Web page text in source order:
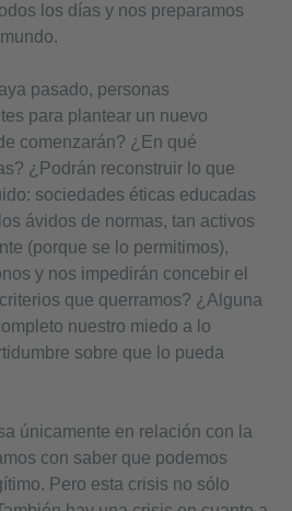
los días y nos preparamos
pasado, personas
para plantear un nuevo
comenzarán? ¿En qué
¿Podrán reconstruir lo que
sociedades éticas educadas
ávidos de normas, tan activos
(porque se lo permitimos),
y nos impedirán concebir el
que querramos? ¿Alguna
nuestro miedo a lo
sobre que lo pueda
únicamente en relación con la
con saber que podemos
Pero esta crisis no sólo